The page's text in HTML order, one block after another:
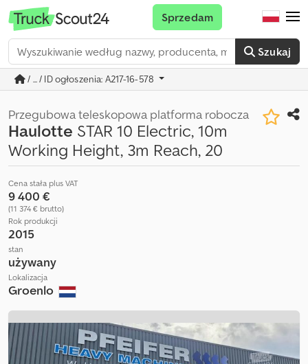
Szukaj
Sprzedam
/ ... / ID ogłoszenia: A217-16-578
Przegubowa teleskopowa platforma robocza
Haulotte STAR 10 Electric, 10m
Working Height, 3m Reach, 20
Cena stała plus VAT
9 400 €
(11 374 € brutto)
Rok produkcji
2015
stan
używany
Lokalizacja
Groenlo